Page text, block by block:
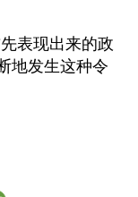
表现出来的政
地发生这种令